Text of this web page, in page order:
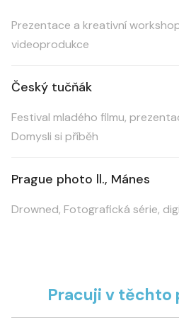
Prezentace a kreativní
videoprodukce
Český tučňák
Festival mladého filmu,
Domysli si příběh
Prague photo ll., Mánes
Drowned, Fotografická série,
Pracuji v těchto